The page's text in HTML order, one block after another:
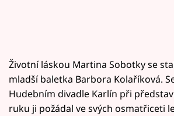
Životní láskou Martina Sobotky se
mladší baletka Barbora Kolaříková.
Hudebním divadle Karlín při
ruku ji požádal ve svých osmatřiceti